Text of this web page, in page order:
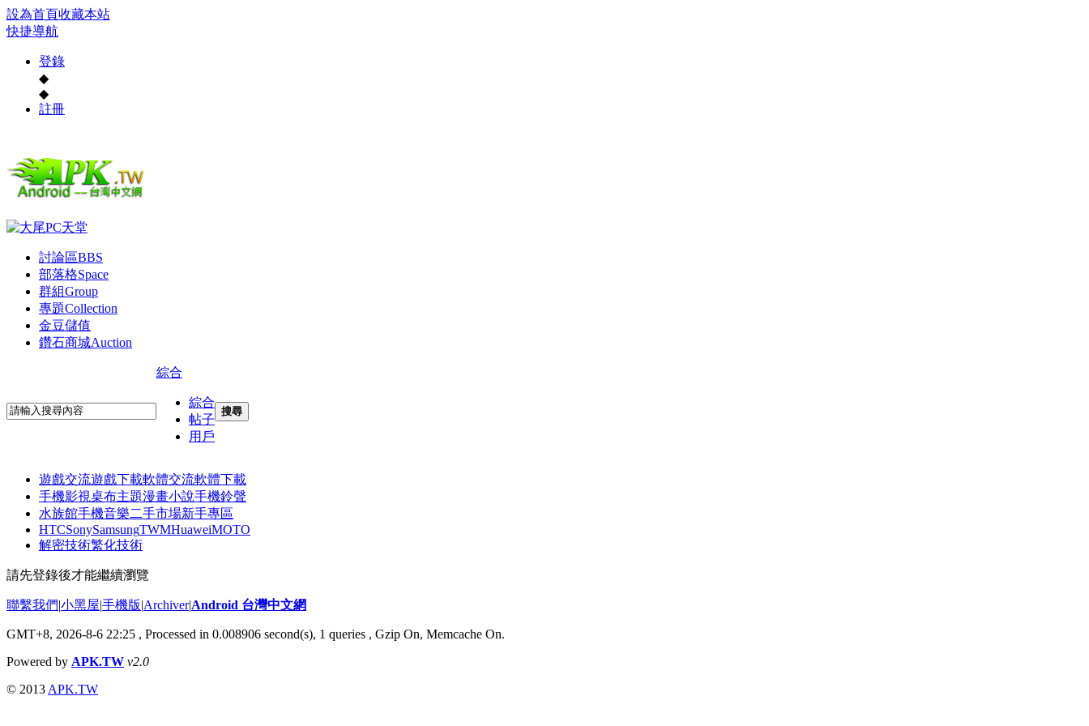
設為首頁收藏本站
快捷導航
登錄
◆
◆
註冊
討論區BBS
部落格Space
群組Group
專題Collection
金豆儲值
鑽石商城Auction
綜合
綜合
帖子
用戶
搜尋
遊戲交流遊戲下載軟體交流軟體下載
手機影視桌布主題漫畫小說手機鈴聲
水族館手機音樂二手市場新手專區
HTCSonySamsungTWMHuaweiMOTO
解密技術繁化技術
請先登錄後才能繼續瀏覽
聯繫我們|小黑屋|手機版|Archiver|Android 台灣中文網
GMT+8, 2026-8-6 22:25 , Processed in 0.008906 second(s), 1 queries , Gzip On, Memcache On.
Powered by APK.TW v2.0
© 2013 APK.TW